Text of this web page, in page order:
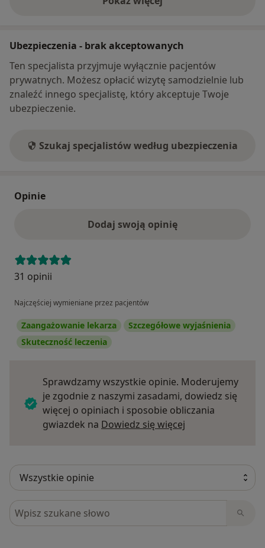
o adresie
Ubezpieczenia - brak akceptowanych
Ten specjalista przyjmuje wyłącznie pacjentów
prywatnych. Możesz opłacić wizytę samodzielnie lub
znaleźć innego specjalistę, który akceptuje Twoje
ubezpieczenie.
Szukaj specjalistów według ubezpieczenia
Opinie
Dodaj swoją opinię
31 opinii
Najczęściej wymieniane przez pacjentów
Zaangażowanie lekarza
Szczegółowe wyjaśnienia
Skuteczność leczenia
Sprawdzamy wszystkie opinie. Moderujemy
je zgodnie z naszymi zasadami, dowiedz się
więcej o opiniach i sposobie obliczania
gwiazdek na Dowiedz się więcej
Szukaj w opiniach